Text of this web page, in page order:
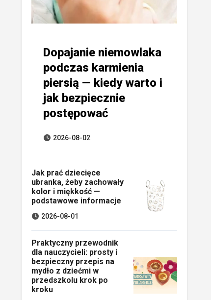
Dopajanie niemowlaka
podczas karmienia
piersią — kiedy warto i
jak bezpiecznie
postępować
2026-08-02
Jak prać dziecięce
ubranka, żeby zachowały
kolor i miękkość —
podstawowe informacje
2026-08-01
Praktyczny przewodnik
dla nauczycieli: prosty i
bezpieczny przepis na
mydło z dziećmi w
przedszkolu krok po
kroku